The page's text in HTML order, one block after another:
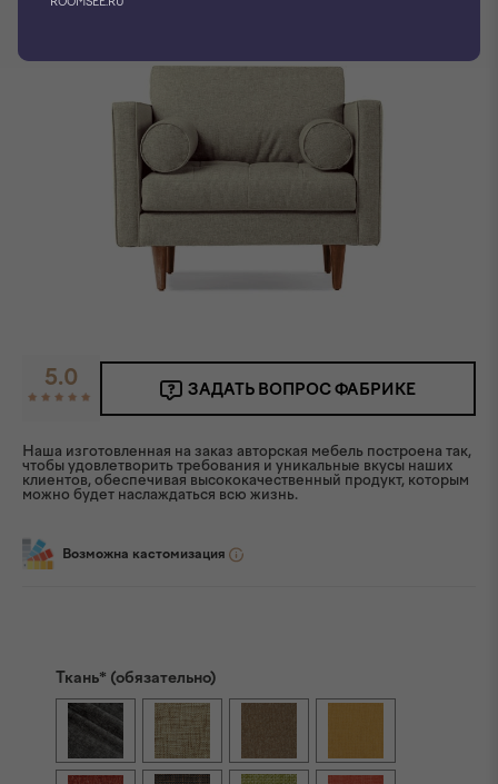
5.0 ЗАДАТЬ ВОПРОС ФАБРИКЕ
Наша изготовленная на заказ авторская мебель построена так,
чтобы удовлетворить требования и уникальные вкусы наших
клиентов, обеспечивая высококачественный продукт, которым
можно будет наслаждаться всю жизнь.
Возможна кастомизация
Ткань* (обязательно)